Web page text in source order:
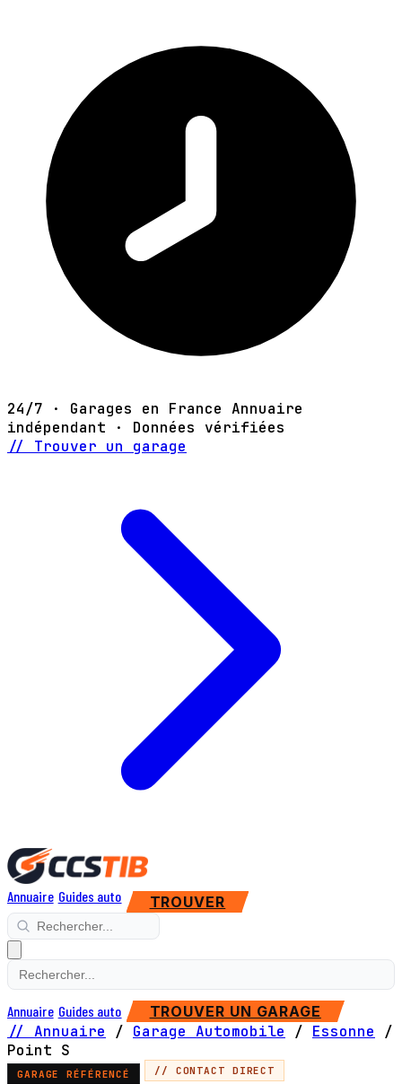
24/7 · Garages en France Annuaire
indépendant · Données vérifiées
// Trouver un garage
Annuaire Guides auto TROUVER
Annuaire Guides auto TROUVER UN GARAGE
// Annuaire / Garage Automobile / Essonne
/
Point S
GARAGE RÉFÉRENCÉ // CONTACT DIRECT